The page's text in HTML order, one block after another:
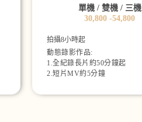
單機 / 雙機 / 三機
30,800 -54,800
拍攝8小時起
動態錄影作品:
1.全紀錄長片約50分鐘起
2.短片MV約5分鐘